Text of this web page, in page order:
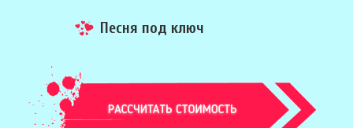
Песня под ключ